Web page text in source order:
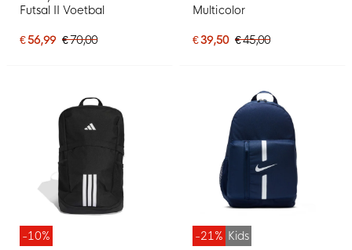
Futsal II Voetbal
€ 56,99 € 70,00
Multicolor
€ 39,50 € 45,00
-10%
-21% Kids